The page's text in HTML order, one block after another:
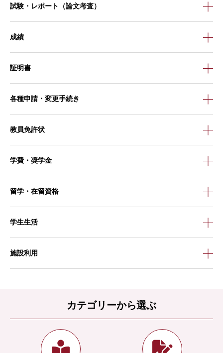
試験・レポート（論文考査）
成績
証明書
各種申請・変更手続き
教員免許状
学費・奨学金
留学・在留資格
学生生活
施設利用
カテゴリーから選ぶ